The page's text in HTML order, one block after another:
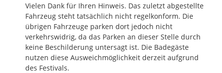
Vielen Dank für Ihren Hinweis. Das zuletzt abgestellte
Fahrzeug steht tatsächlich nicht regelkonform. Die
übrigen Fahrzeuge parken dort jedoch nicht
verkehrswidrig, da das Parken an dieser Stelle durch
keine Beschilderung untersagt ist. Die Badegäste
nutzen diese Ausweichmöglichkeit derzeit aufgrund
des Festivals.